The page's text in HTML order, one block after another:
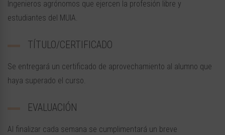
Ingenieros agrónomos que ejercen la profesión libre y
estudiantes del MUIA.
TÍTULO/CERTIFICADO
Se entregará un certificado de aprovechamiento al alumno que
haya superado el curso.
EVALUACIÓN
Al finalizar cada semana se cumplimentará un breve